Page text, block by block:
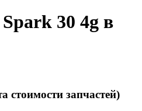
30 4g в
стоимости запчастей)